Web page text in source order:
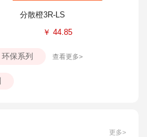
分散橙3R-LS
￥ 44.85
环保系列 查看更多>
更多>